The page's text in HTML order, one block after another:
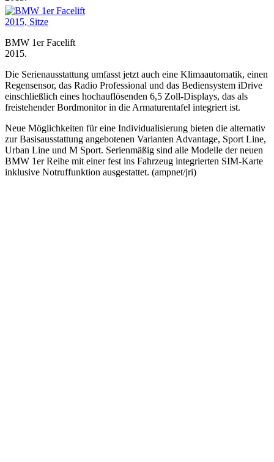
BMW 1er Facelift
2015.
Die Serienausstattung umfasst jetzt auch eine Klimaautomatik, einen
Regensensor, das Radio Professional und das Bediensystem iDrive
einschließlich eines hochauflösenden 6,5 Zoll-Displays, das als
freistehender Bordmonitor in die Armaturentafel integriert ist.
Neue Möglichkeiten für eine Individualisierung bieten die alternativ
zur Basisausstattung angebotenen Varianten Advantage, Sport Line,
Urban Line und M Sport. Serienmäßig sind alle Modelle der neuen
BMW 1er Reihe mit einer fest ins Fahrzeug integrierten SIM-Karte
inklusive Notruffunktion ausgestattet. (ampnet/jri)